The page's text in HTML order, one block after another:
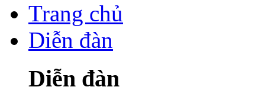
Trang chủ
Diễn đàn
Diễn đàn